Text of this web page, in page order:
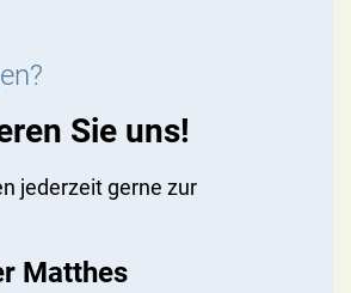
Sie uns!
jederzeit gerne zur
Matthes